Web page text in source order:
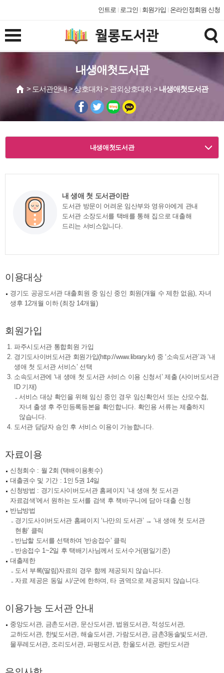
인트로 로그인 회원가입 온라인정회원 신청
내생애첫도서관
> 도서관안내 > 상호대차 > 관외상호대차 > 내생애첫도서관
내생애첫도서관
내 생애 첫 도서관이란
도서관 방문이 어려운 임산부와 영유아에게 관내
도서관 소장도서를 택배를 통해 집으로 대출해
드리는 서비스입니다.
이용대상
경기도 공공도서관 대출회원 중 임신 중인 회원(개월 수 제한 없음), 자녀
생후 12개월 이하 (최장 14개월)
회원가입
파주시도서관 통합회원 가입
경기도사이버도서관 회원가입(http://www.library.kr) 중 ‘소속도서관’과 ‘내
생애 첫 도서관 서비스’ 선택
소속도서관에 ‘내 생애 첫 도서관 서비스 이용 신청서’ 제출 (사이버도서관
ID 기재)
서비스 대상 확인을 위해 임신 중인 경우 임신확인서 또는 산모수첩,
자녀 출생 후 주민등록등본을 확인합니다. 확인용 서류는 제출하지
않습니다.
도서관 담당자 승인 후 서비스 이용이 가능합니다.
자료이용
신청회수 : 월 2회 (택배이용횟수)
대출권수 및 기간 : 1인 5권 14일
신청방법 : 경기도사이버도서관 홈페이지 ‘내 생애 첫 도서관
자료검색’에서 원하는 도서를 검색 후 책바구니에 담아 대출 신청
반납방법
경기도사이버도서관 홈페이지 ‘나만의 도서관’ → ‘내 생애 첫 도서관
현황’ 클릭
반납할 도서를 선택하여 ‘반송접수’ 클릭
반송접수 1~2일 후 택배기사님께서 도서수거(평일기준)
대출제한
도서 부록(딸림)자료의 경우 함께 제공되지 않습니다.
자료 제공은 동일 시/군에 한하며, 타 권역으로 제공되지 않습니다.
이용가능 도서관 안내
중앙도서관, 금촌도서관, 문산도서관, 법원도서관, 적성도서관,
교하도서관, 한빛도서관, 해솔도서관, 가람도서관, 금촌3동솔빛도서관,
물푸레도서관, 조리도서관, 파평도서관, 한울도서관, 광탄도서관